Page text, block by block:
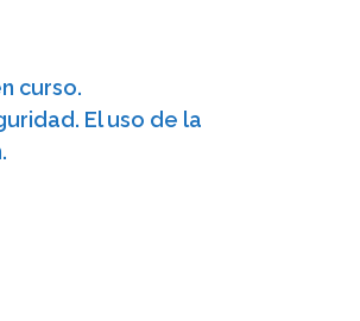
curso.
El uso de la